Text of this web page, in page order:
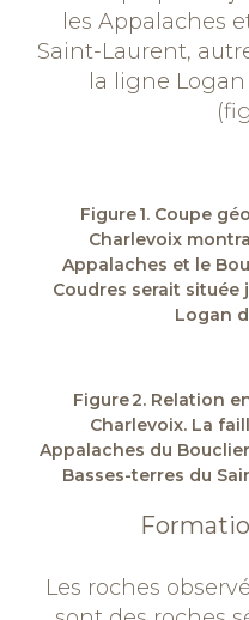
les Appalaches
Saint-Laurent,
la ligne
Figure 1. Coupe
Charlevoix
Appalaches et le
Coudres serait
Logan
Figure 2. Relation
Charlevoix. La
Appalaches du
Basses-terres du
Les roches